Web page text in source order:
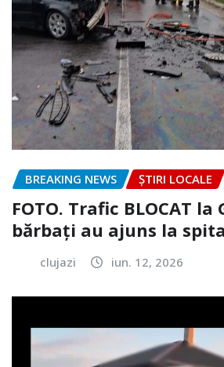
BREAKING NEWS ȘTIRI LOCALE
FOTO. Trafic BLOCAT la
bărbați au ajuns la
clujazi iun. 12, 2026